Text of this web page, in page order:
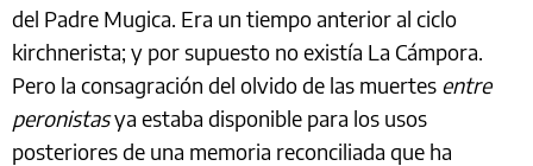
del Padre Mugica. Era un tiempo anterior al ciclo
kirchnerista; y por supuesto no existía La Cámpora.
Pero la consagración del olvido de las muertes entre
peronistasya estaba disponible para los usos
posteriores de una memoria reconciliada que ha